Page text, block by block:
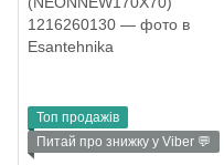
Топ продажів
Питай про знижку у Viber 💬